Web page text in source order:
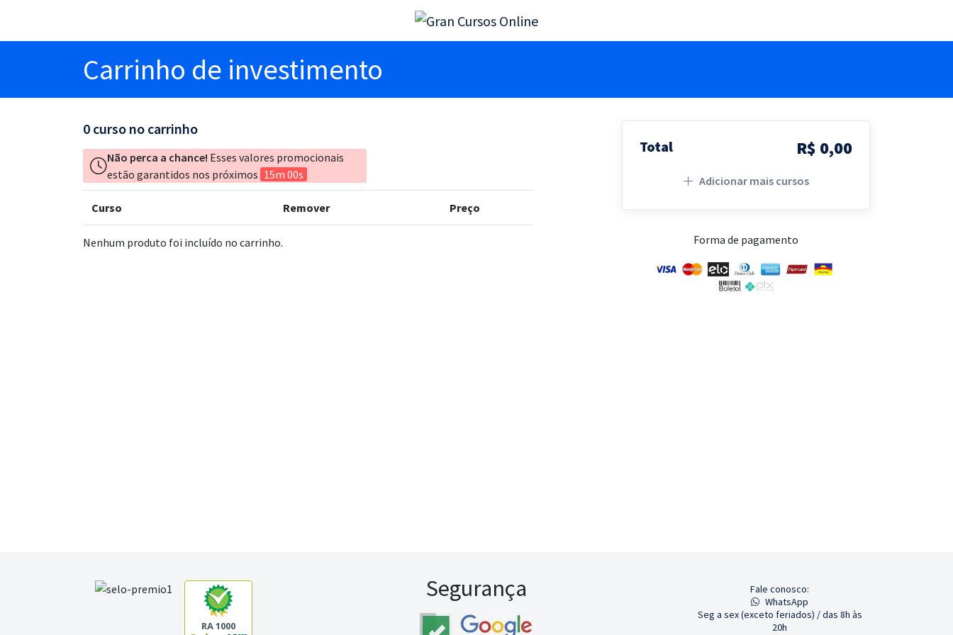
Carrinho de investimento
0 curso no carrinho
Não perca a chance! Esses valores promocionais
estão garantidos nos próximos 15m 00s
Curso Remover Preço
Nenhum produto foi incluído no carrinho.
Total R$ 0,00
Adicionar mais cursos
Forma de pagamento
RA 1000
Segurança
Fale conosco:
WhatsApp
Seg a sex (exceto feriados) / das 8h às
20h